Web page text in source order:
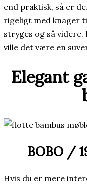
end praktisk, så er
rigeligt med knager
stryges og så
ville det være en
Elegant
BOBO /
Hvis du er mere